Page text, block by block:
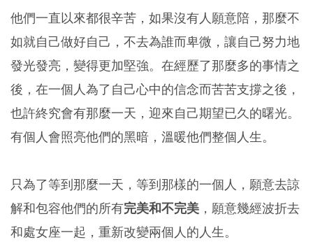
他們一直以來都很辛苦，如果沒有人願意陪，那麼不
如就自己做好自己，不去為誰而卑微，讓自己努力地
發光發亮，變得更加堅強。在經歷了那麼多的事情之
後，在一個人為了自己心中的信念而苦苦支撐之後，
也許終究會有那麼一天，迎來自己期望已久的曙光。
有個人會照亮他們的黑暗，溫暖他們整個人生。
只為了等到那麼一天，等到那樣的一個人，願意去諒
解和包容他們的所有完美和不完美 ，願意幾經波折去
和處女座一起，重新改變兩個人的人生。